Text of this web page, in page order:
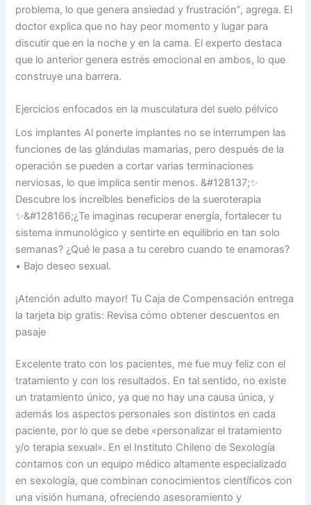
problema, lo que genera ansiedad y frustración”, agrega. El
doctor explica que no hay peor momento y lugar para
discutir que en la noche y en la cama. El experto destaca
que lo anterior genera estrés emocional en ambos, lo que
construye una barrera.
Ejercicios enfocados en la musculatura del suelo pélvico
Los implantes Al ponerte implantes no se interrumpen las
funciones de las glándulas mamarias, pero después de la
operación se pueden a cortar varias terminaciones
nerviosas, lo que implica sentir menos. &#128137;✨
Descubre los increíbles beneficios de la sueroterapia
✨&#128166;¿Te imaginas recuperar energía, fortalecer tu
sistema inmunológico y sentirte en equilibrio en tan solo
semanas? ¿Qué le pasa a tu cerebro cuando te enamoras?
• Bajo deseo sexual.
¡Atención adulto mayor! Tu Caja de Compensación entrega
la tarjeta bip gratis: Revisa cómo obtener descuentos en
pasaje
Excelente trato con los pacientes, me fue muy feliz con el
tratamiento y con los resultados. En tal sentido, no existe
un tratamiento único, ya que no hay una causa única, y
además los aspectos personales son distintos en cada
paciente, por lo que se debe «personalizar el tratamiento
y/o terapia sexual». En el Instituto Chileno de Sexología
contamos con un equipo médico altamente especializado
en sexología, que combinan conocimientos científicos con
una visión humana, ofreciendo asesoramiento y